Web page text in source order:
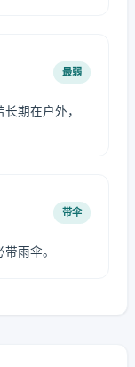
最弱
期在户外，
带伞
雨伞。